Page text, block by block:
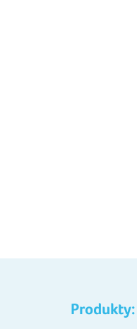
Produkty: